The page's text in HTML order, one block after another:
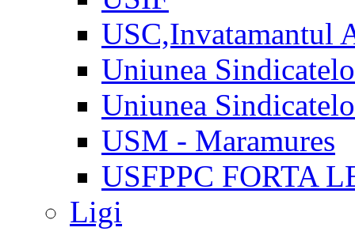
USC,Invatamantul
Uniunea
Uniunea
USM - Maramures
USFPPC FORTA
Ligi